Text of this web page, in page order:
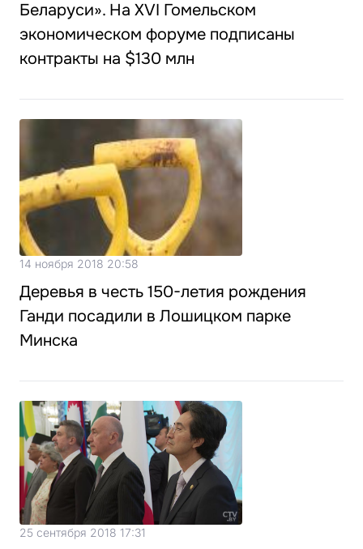
Беларуси». На XVI Гомельском
экономическом форуме подписаны
контракты на $130 млн
14 ноября 2018 20:58
Деревья в честь 150-летия рождения
Ганди посадили в Лошицком парке
Минска
25 сентября 2018 17:31